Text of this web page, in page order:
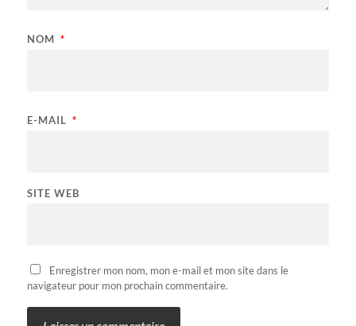
NOM *
E-MAIL *
SITE WEB
Enregistrer mon nom, mon e-mail et mon site dans le
navigateur pour mon prochain commentaire.